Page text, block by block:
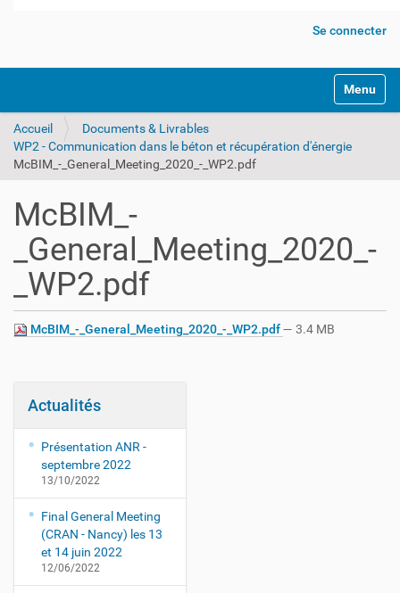
Se connecter
Activer/
Accueil
Documents & Livrables
WP2 - Communication dans le béton et récupération d'énergie
McBIM_-_General_Meeting_2020_-_WP2.pdf
McBIM_-
_General_Meeting_2020_-
_WP2.pdf
McBIM_-_General_Meeting_2020_-_WP2.pdf— 3.4 MB
Actualités
Présentation ANR -
septembre 2022
13/10/2022
Final General Meeting
(CRAN - Nancy) les 13
et 14 juin 2022
12/06/2022